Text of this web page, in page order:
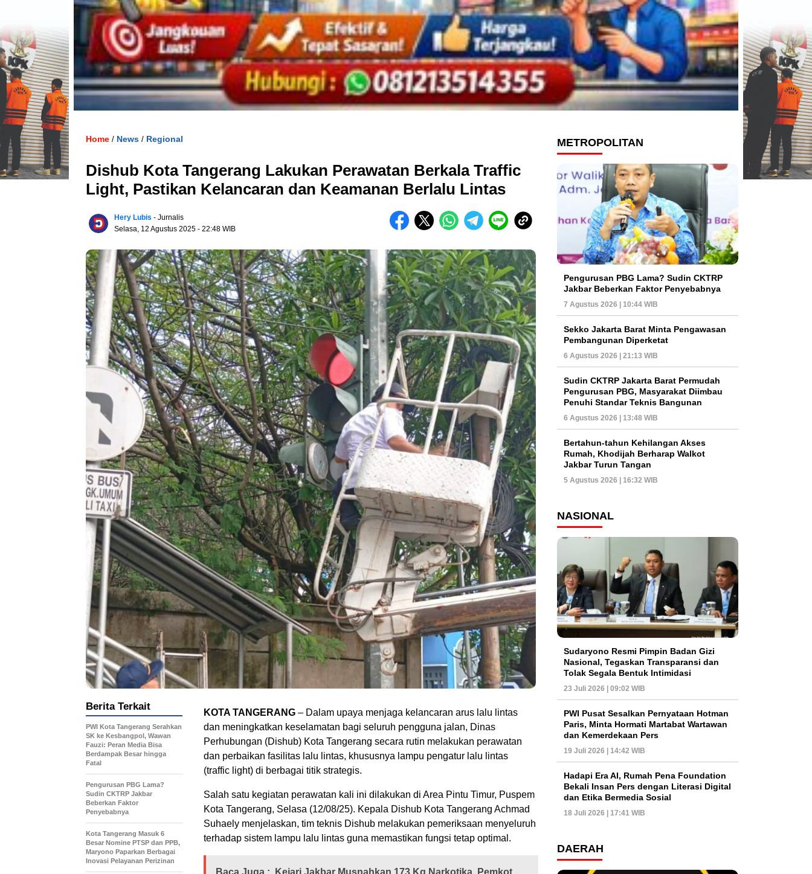
Home / News / Regional
Dishub Kota Tangerang Lakukan Perawatan Berkala Traffic
Light, Pastikan Kelancaran dan Keamanan Berlalu Lintas
Hery Lubis - Jurnalis
Selasa, 12 Agustus 2025 - 22:48 WIB
KOTA TANGERANG – Dalam upaya menjaga kelancaran arus lalu lintas
dan meningkatkan keselamatan bagi seluruh pengguna jalan, Dinas
Perhubungan (Dishub) Kota Tangerang secara rutin melakukan perawatan
dan perbaikan fasilitas lalu lintas, khususnya lampu pengatur lalu lintas
(traffic light) di berbagai titik strategis.
Salah satu kegiatan perawatan kali ini dilakukan di Area Pintu Timur, Puspem
Kota Tangerang, Selasa (12/08/25). Kepala Dishub Kota Tangerang Achmad
Suhaely menjelaskan, tim teknis Dishub melakukan pemeriksaan menyeluruh
terhadap sistem lampu lalu lintas guna memastikan fungsi tetap optimal.
Baca Juga :
Kejari Jakbar Musnahkan 173 Kg Narkotika, Pemkot
Berita Terkait
PWI Kota Tangerang Serahkan
SK ke Kesbangpol, Wawan
Fauzi: Peran Media Bisa
Berdampak Besar hingga
Fatal
Pengurusan PBG Lama?
Sudin CKTRP Jakbar
Beberkan Faktor
Penyebabnya
Kota Tangerang Masuk 6
Besar Nomine PTSP dan PPB,
Maryono Paparkan Berbagai
Inovasi Pelayanan Perizinan
METROPOLITAN
Pengurusan PBG Lama? Sudin CKTRP
Jakbar Beberkan Faktor Penyebabnya
7 Agustus 2026 | 10:44 WIB
Sekko Jakarta Barat Minta Pengawasan
Pembangunan Diperketat
6 Agustus 2026 | 21:13 WIB
Sudin CKTRP Jakarta Barat Permudah
Pengurusan PBG, Masyarakat Diimbau
Penuhi Standar Teknis Bangunan
6 Agustus 2026 | 13:48 WIB
Bertahun-tahun Kehilangan Akses
Rumah, Khodijah Berharap Walkot
Jakbar Turun Tangan
5 Agustus 2026 | 16:32 WIB
NASIONAL
Sudaryono Resmi Pimpin Badan Gizi
Nasional, Tegaskan Transparansi dan
Tolak Segala Bentuk Intimidasi
23 Juli 2026 | 09:02 WIB
PWI Pusat Sesalkan Pernyataan Hotman
Paris, Minta Hormati Martabat Wartawan
dan Kemerdekaan Pers
19 Juli 2026 | 14:42 WIB
Hadapi Era AI, Rumah Pena Foundation
Bekali Insan Pers dengan Literasi Digital
dan Etika Bermedia Sosial
18 Juli 2026 | 17:41 WIB
DAERAH